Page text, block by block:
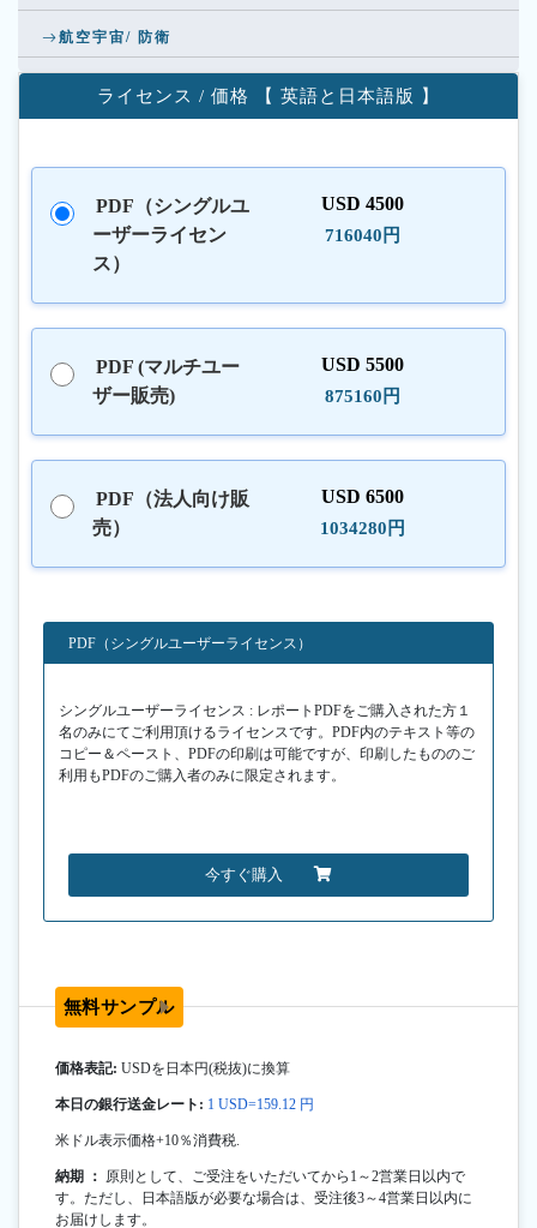
航空宇宙/ 防衛
ライセンス / 価格 【 英語と日本語版 】
PDF（シングルユ
ーザーライセン
ス）
USD 4500
716040円
PDF (マルチユー
ザー販売)
USD 5500
875160円
PDF（法人向け販
売）
USD 6500
1034280円
PDF（シングルユーザーライセンス）
シングルユーザーライセンス : レポートPDFをご購入された方１
名のみにてご利用頂けるライセンスです。PDF内のテキスト等の
コピー＆ペースト、PDFの印刷は可能ですが、印刷したもののご
利用もPDFのご購入者のみに限定されます。
今すぐ購入
無料サンプル
価格表記: USDを日本円(税抜)に換算
本日の銀行送金レート: 1 USD=159.12 円
米ドル表示価格+10％消費税.
納期 ： 原則として、ご受注をいただいてから1～2営業日以内で
す。ただし、日本語版が必要な場合は、受注後3～4営業日以内に
お届けします。